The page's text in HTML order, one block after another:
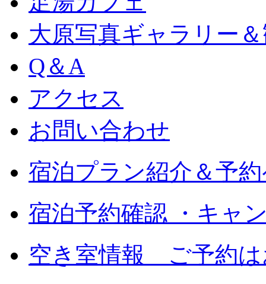
大原写真ギャラリー
Q＆A
アクセス
お問い合わせ
宿泊プラン紹介＆予
宿泊予約確認 ・キャ
空き室情報 ご予約は